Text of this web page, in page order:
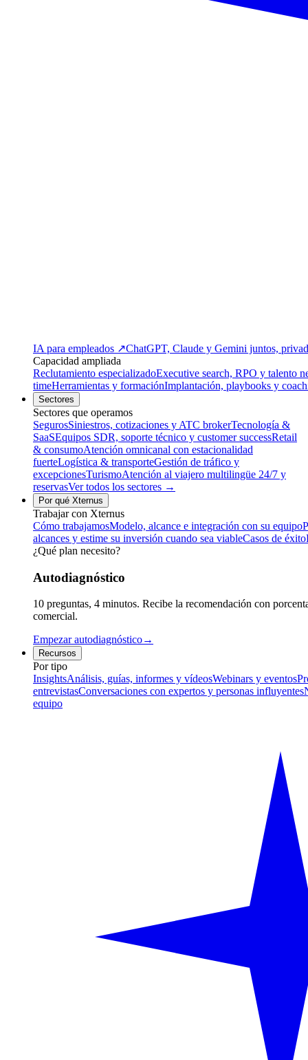
IA para empleados ↗ChatGPT, Claude y Gemini juntos,
Capacidad ampliada
Reclutamiento especializadoExecutive search, RPO y talento
timeHerramientas y formaciónImplantación, playbooks y
Sectores
Sectores que operamos
SegurosSiniestros, cotizaciones y ATC brokerTecnología &
SaaSEquipos SDR, soporte técnico y customer successRetail
& consumoAtención omnicanal con estacionalidad
fuerteLogística & transporteGestión de tráfico y
excepcionesTurismoAtención al viajero multilingüe 24/7 y
reservasVer todos los sectores →
Por qué Xternus
Trabajar con Xternus
Cómo trabajamosModelo, alcance e integración con su equipo
alcances y estime su inversión cuando sea viableCasos de éxito
¿Qué plan necesito?
Autodiagnóstico
10 preguntas, 4 minutos. Recibe la recomendación con
comercial.
Empezar autodiagnóstico→
Recursos
Por tipo
InsightsAnálisis, guías, informes y vídeosWebinars y eventos
entrevistasConversaciones con expertos y personas influyentes
equipo